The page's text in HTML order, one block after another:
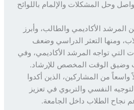
المشكلات والإلمام باللوائح
الأكاديمي والطالب، وأبرز
التعثر الدراسي وضعف
تواجه المرشد الأكاديمي، وفي
الوقت المخصص للإرشاد.
المشاركين، الذين أكدوا
النفسي والتربوي في تعزيز
الطلاب داخل الجامعة.